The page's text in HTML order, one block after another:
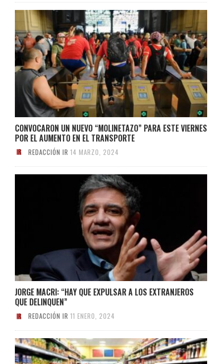
CONVOCARON UN NUEVO “MOLINETAZO” PARA ESTE VIERNES
POR EL AUMENTO EN EL TRANSPORTE
REDACCIÓN IR 14 MARZO, 2024
JORGE MACRI: “HAY QUE EXPULSAR A LOS EXTRANJEROS
QUE DELINQUEN”
REDACCIÓN IR 11 ENERO, 2024